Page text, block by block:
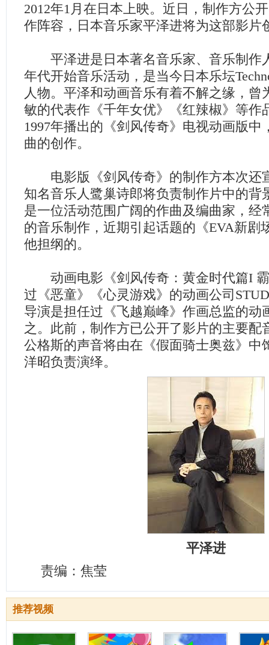
2012年1月在日本上映。近日，制作方公
作阵容，日本音乐家平泽进将为这部影片
平泽进是日本著名音乐家、音乐制作
年代开始音乐活动，是当今日本乐坛
人物。平泽和动画音乐有着不解之缘，曾
敏的代表作《千年女优》《红辣椒》等作
1997年播出的《剑风传奇》电视动画版中
曲的创作。
电影版《剑风传奇》的制作方本次还
知名音乐人鹭巢诗郎将负责制作片中的背
是一位活动范围广阔的作曲及编曲家，经
的音乐制作，近期引起话题的《EVA新剧
他担纲的。
动画电影《剑风传奇：黄金时代篇I 霸
过《恶童》《心灵游戏》的动画公司
导演是担任过《飞越巅峰》作画总监的动
之。此前，制作方已公开了影片的主要配
公格斯的声音将由在《假面骑士奥兹》中
洋昭负责演绎。
平泽进
责编：焦莹
推荐视频